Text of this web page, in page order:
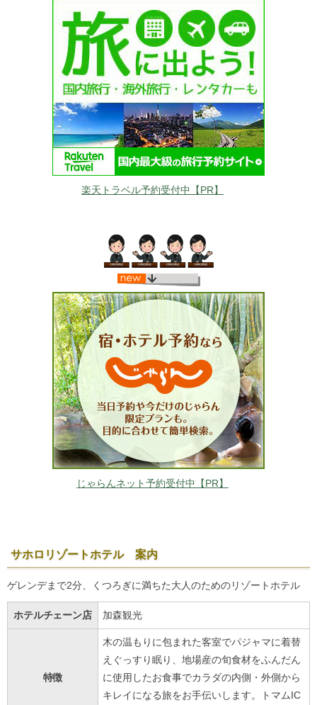
楽天トラベル予約受付中【PR】
じゃらんネット予約受付中【PR】
サホロリゾートホテル 案内
ゲレンデまで2分、くつろぎに満ちた大人のためのリゾートホテル
ホテルチェーン店 加森観光
特徴
木の温もりに包まれた客室でパジャマに着替
えぐっすり眠り、地場産の旬食材をふんだん
に使用したお食事でカラダの内側・外側から
キレイになる旅をお手伝いします。トマムIC